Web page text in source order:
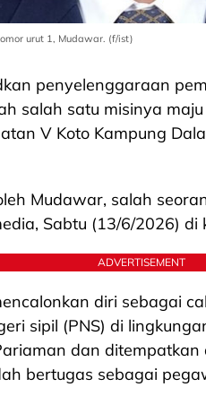
urut 1, Mudawar. (f/ist)
penyelenggaraan
salah satu misinya
V Koto Kampung
Mudawar, salah
Sabtu (13/6/2026) di
ADVERTISEMENT
diri sebagai
sipil (PNS) di
dan ditempatkan
bertugas sebagai